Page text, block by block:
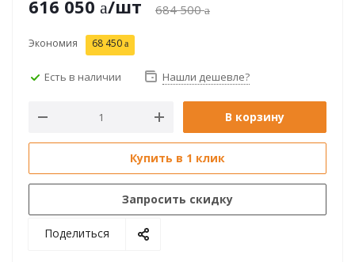
616 050 /шт 684 500
Экономия 68 450
Есть в наличии Нашли дешевле?
В корзину
Купить в 1 клик
Запросить скидку
Поделиться